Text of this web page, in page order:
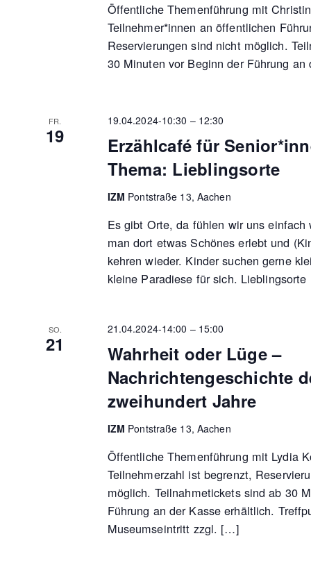
Öffentliche Themenführung mit
Teilnehmer*innen an öffentlichen
Reservierungen sind nicht möglich.
30 Minuten vor Beginn der Führung
FR.
19
Erzählcafé für
Thema: Lieblingsorte
19.04.2024-10:30 – 12:30
IZM Pontstraße 13, Aachen
Es gibt Orte, da fühlen wir uns
man dort etwas Schönes erlebt und
kehren wieder. Kinder suchen gerne
kleine Paradiese für sich.
SO.
21
Wahrheit oder Lüge –
Nachrichtengeschichte
zweihundert Jahre
21.04.2024-14:00 – 15:00
IZM Pontstraße 13, Aachen
Öffentliche Themenführung mit Lydia
Teilnehmerzahl ist begrenzt,
möglich. Teilnahmetickets sind ab 30
Führung an der Kasse erhältlich.
Museumseintritt zzgl. […]